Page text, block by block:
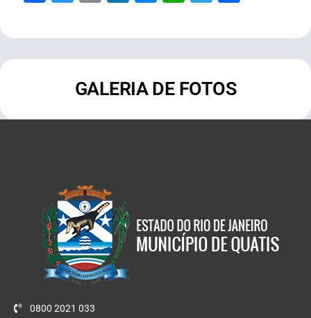
GALERIA DE FOTOS
0800 2021 033